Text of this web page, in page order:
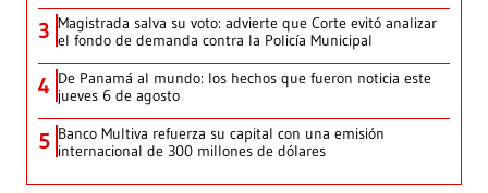
3 Magistrada salva su voto: advierte que Corte evitó analizar
el fondo de demanda contra la Policía Municipal
4 De Panamá al mundo: los hechos que fueron noticia este
jueves 6 de agosto
5 Banco Multiva refuerza su capital con una emisión
internacional de 300 millones de dólares